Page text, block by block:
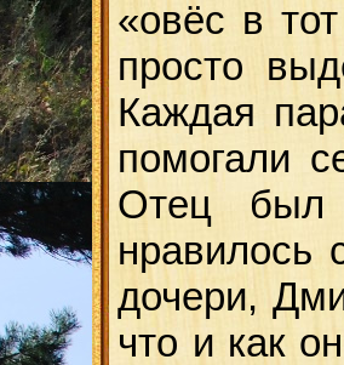
«овёс в
просто
Каждая
помогали
Отец был
нравилось
дочери,
что и как